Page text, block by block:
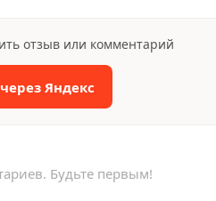
отзыв или комментарий
Яндекс
Будьте первым!